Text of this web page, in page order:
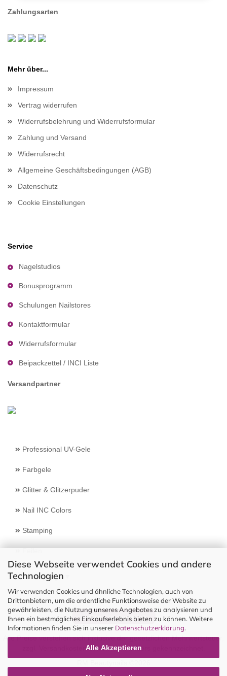
Diese Webseite verwendet Cookies und andere
Technologien
Wir verwenden Cookies und ähnliche Technologien, auch von
Drittanbietern, um die ordentliche Funktionsweise der Website zu
gewährleisten, die Nutzung unseres Angebotes zu analysieren und
Ihnen ein bestmögliches Einkaufserlebnis bieten zu können. Weitere
Informationen finden Sie in unserer Datenschutzerklärung.
Alle Akzeptieren
Zahlungsarten
Mehr über...
Impressum
Vertrag widerrufen
Widerrufsbelehrung und Widerrufsformular
Zahlung und Versand
Widerrufsrecht
Allgemeine Geschäftsbedingungen (AGB)
Datenschutz
Cookie Einstellungen
Service
Nagelstudios
Bonusprogramm
Schulungen Nailstores
Kontaktformular
Widerrufsformular
Beipackzettel / INCI Liste
Versandpartner
Professional UV-Gele
Farbgele
Glitter & Glitzerpuder
Nail INC Colors
Stamping
Feilen
Select Language
Vertrag widerrufen
Alle Preise verstehen sich inklusive der gesetzlichen Mehrwertsteuer,
Versandkostensoweit nicht anders gekennzeichnet.